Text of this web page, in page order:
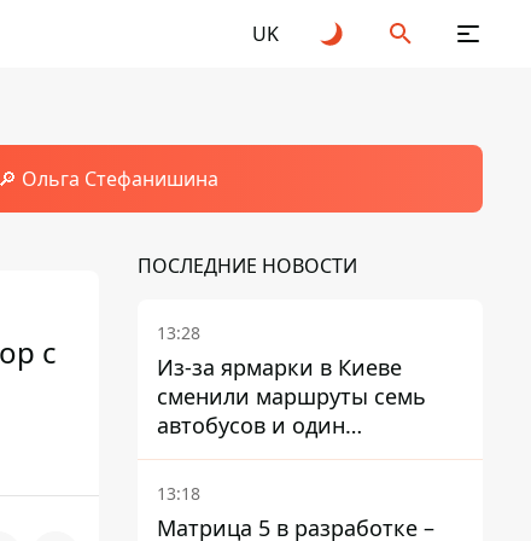
UK
🔎 Ольга Стефанишина
с
ПОСЛЕДНИЕ НОВОСТИ
13:28
Из-за ярмарки в Киеве
сменили маршруты семь
автобусов и один
троллейбус
13:18
Матрица 5 в разработке –